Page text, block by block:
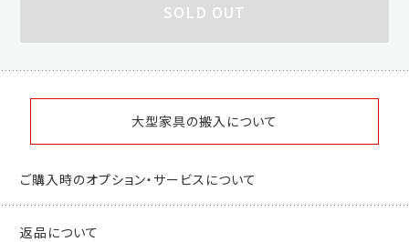
SOLD OUT
大型家具の搬入について
ご購入時のオプション・サービスについて
返品について